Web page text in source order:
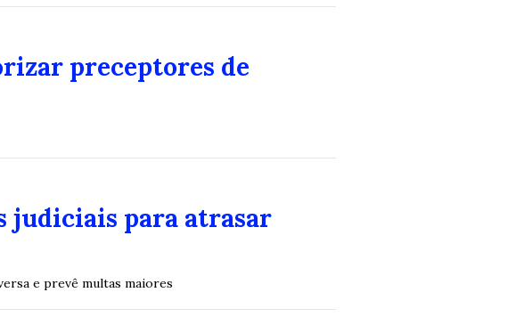
preceptores de
judiciais para atrasar
e prevê multas maiores